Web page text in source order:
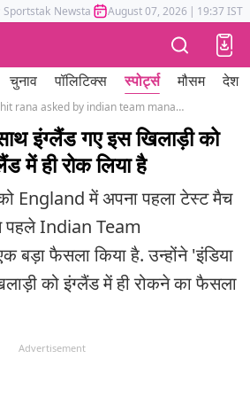
Sportstak Newstak Mumbai Tak Astrotak
August 07, 2026 | 19:37 IST
चुनाव पॉलिटिक्स स्पोर्ट्स मौसम देश
harshit rana asked by indian team management to stay in england
इंग्लैंड गए इस खिलाड़ी को
में ही रोक लिया है
England में अपना पहला टेस्ट मैच
पहले Indian Team
फैसला किया है. उन्होंने 'इंडिया
को इंग्लैंड में ही रोकने का फैसला
Advertisement